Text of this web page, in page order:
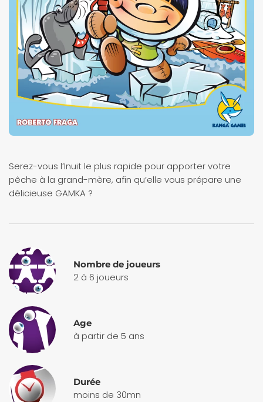
Serez-vous l’Inuit le plus rapide pour apporter votre
pêche à la grand-mère, afin qu’elle vous prépare une
délicieuse GAMKA ?
Nombre de joueurs
2 à 6 joueurs
Age
à partir de 5 ans
Durée
moins de 30mn